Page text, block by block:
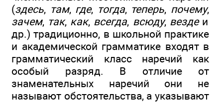
(здесь, там, где, тогда, теперь, почему,
зачем, так, как, всегда, всюду, везде и
др.) традиционно, в школьной практике
и академической грамматике входят в
грамматический класс наречий как
особый разряд. В отличие от
знаменательных наречий они не
называют обстоятельства, а указывают